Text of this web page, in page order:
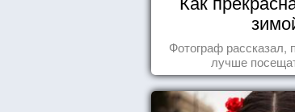
Фотограф рассказал,
лучше